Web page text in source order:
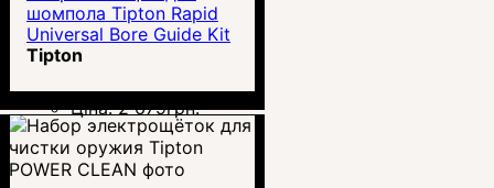
шомпола Tipton Rapid
Universal Bore Guide Kit
Tipton
Ціна:2 679грн.